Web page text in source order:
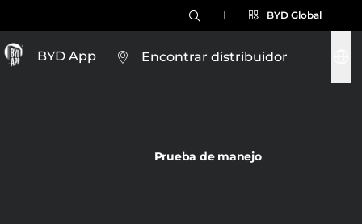
BYD App Encontrar distribuidor
BYD Global
Prueba de manejo